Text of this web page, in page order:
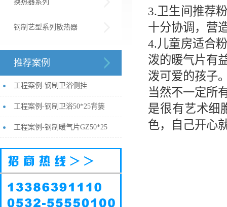
换热器系列
钢制艺型系列散热器
推荐案例
工程案例-钢制卫浴侧挂
工程案例-钢制卫浴50*25背篓
工程案例-钢制暖气片GZ50*25
3.卫生间推荐
十分协调，营
4.儿童房适合
泼的暖气片有
泼可爱的孩子
当然不一定所
是很有艺术细
色，自己开心